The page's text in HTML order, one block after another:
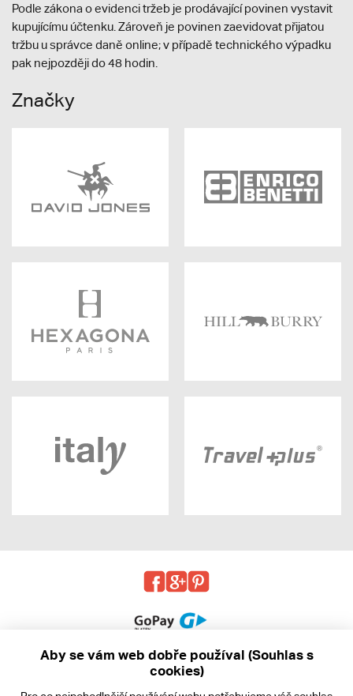
Podle zákona o evidenci tržeb je prodávající povinen vystavit
kupujícímu účtenku. Zároveň je povinen zaevidovat přijatou
tržbu u správce daně online; v případě technického výpadku
pak nejpozději do 48 hodin.
Značky
Aby se vám web dobře používal (Souhlas s
cookies)